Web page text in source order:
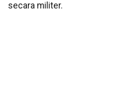
secara militer.